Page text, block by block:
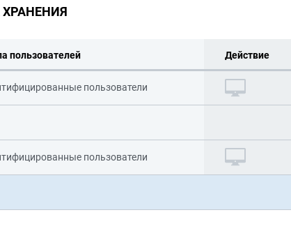
пользователей Действие
пользователи
пользователи